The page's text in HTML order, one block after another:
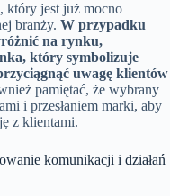
który jest już mocno
branży. W przypadku
na rynku,
który symbolizuje
uwagę klientów
pamiętać, że wybrany
i przesłaniem marki, aby
z klientami.
komunikacji i działań